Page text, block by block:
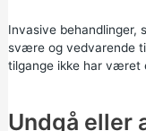
Invasive behandlinger,
svære og vedvarende
tilgange ikke har været
Undgå